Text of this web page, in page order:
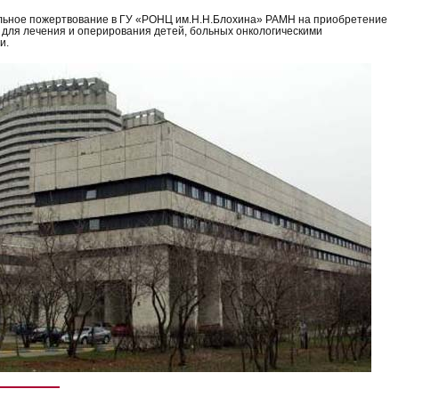
пожертвование в ГУ «РОНЦ им.Н.Н.Блохина» РАМН на приобретение
лечения и оперирования детей, больных онкологическими